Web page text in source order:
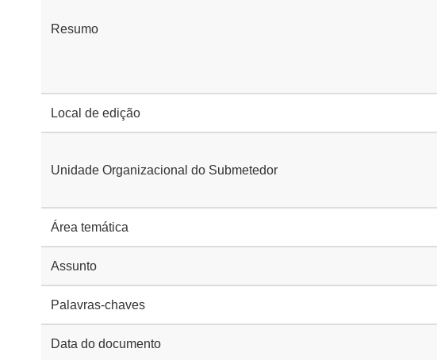
Resumo
Local de edição
Unidade Organizacional do Submetedor
Área temática
Assunto
Palavras-chaves
Data do documento